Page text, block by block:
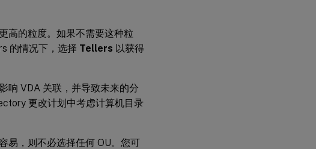
高的粒度。如果不需要这种粒
的情况下，选择 Tellers 以获得
响 VDA 关联，并导致未来的分
更改计划中考虑计算机目录
易，则不必选择任何 OU。您可